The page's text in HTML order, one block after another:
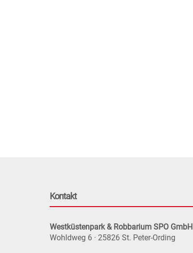
Kontakt
Westküstenpark & Robbarium SPO GmbH
Wohldweg 6 · 25826 St. Peter-Ording